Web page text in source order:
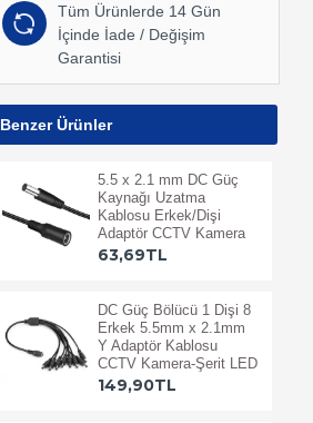
Tüm Ürünlerde 14 Gün
İçinde İade / Değişim
Garantisi
Benzer Ürünler
5.5 x 2.1 mm DC Güç
Kaynağı Uzatma
Kablosu Erkek/Dişi
Adaptör CCTV Kamera
63,69TL
DC Güç Bölücü 1 Dişi 8
Erkek 5.5mm x 2.1mm
Y Adaptör Kablosu
CCTV Kamera-Şerit LED
149,90TL